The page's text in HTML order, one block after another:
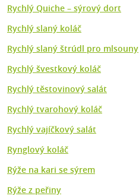
Rychlý Quiche – sýrový dort
Rychlý slaný koláč
Rychlý slaný štrúdl pro mlsouny
Rychlý švestkový koláč
Rychlý těstovinový salát
Rychlý tvarohový koláč
Rychlý vajíčkový salát
Rynglový koláč
Rýže na kari se sýrem
Rýže z peřiny